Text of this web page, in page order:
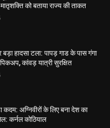
मातृशक्ति को बताया राज्य की ताकत
बड़ा हादसा टला: पापड़ गाड के पास गंगा
कांवड़ यात्री सुरक्षित
कदम: अग्निवीरों के लिए बना देश का
कर्नल कोठियाल